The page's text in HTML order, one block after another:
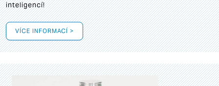
inteligencí!
VÍCE INFORMACÍ >